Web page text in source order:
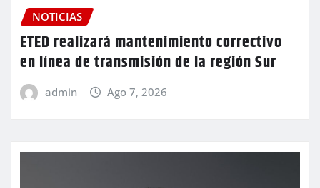
NOTICIAS
ETED realizará mantenimiento correctivo
en línea de transmisión de la región Sur
admin Ago 7, 2026